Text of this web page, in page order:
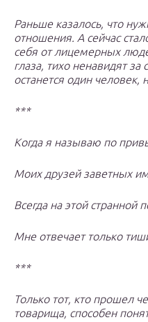
Раньше казалось, что
отношения. А сейчас
себя от лицемерных
глаза, тихо ненавидят
останется один человек,
***
Когда я называю по
Моих друзей заветных
Всегда на этой странной
Мне отвечает только
***
Только тот, кто прошел
товарища, способен